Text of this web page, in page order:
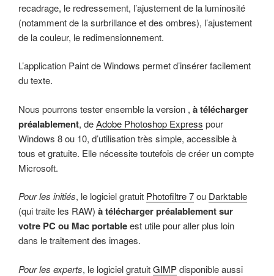
recadrage, le redressement, l’ajustement de la luminosité
(notamment de la surbrillance et des ombres), l’ajustement
de la couleur, le redimensionnement.
L’application Paint de Windows permet d’insérer facilement
du texte.
Nous pourrons tester ensemble la version , à télécharger
préalablement, deAdobe Photoshop Express pour
Windows 8 ou 10, d’utilisation très simple, accessible à
tous et gratuite. Elle nécessite toutefois de créer un compte
Microsoft.
Pour les initiés, le logiciel gratuit Photofiltre 7ou Darktable
(qui traite les RAW) à télécharger préalablement sur
votre PC ou Mac portableest utile pour aller plus loin
dans le traitement des images.
Pour les experts, le logiciel gratuitGIMPdisponible aussi